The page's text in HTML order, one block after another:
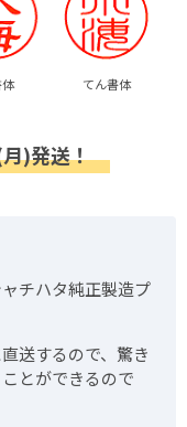
てん書体
)発送！
チハタ純正製造プ
送するので、驚き
とができるので